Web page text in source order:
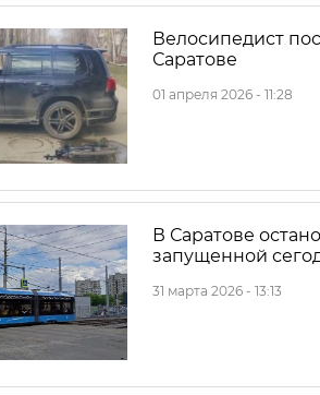
Велосипедист
Саратове
01 апреля 2026 - 11:28
В Саратове
запущенной
31 марта 2026 - 13:13